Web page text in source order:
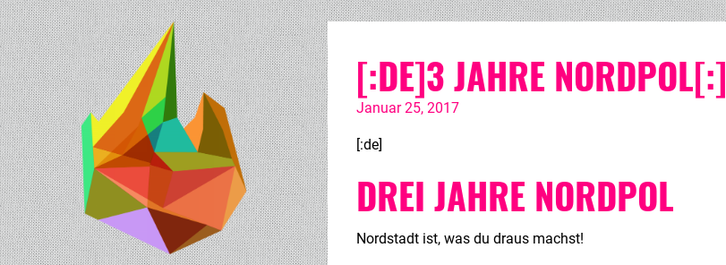
[:DE]3 JAHRE NORDPOL[:]
Januar 25, 2017
[:de]
DREI JAHRE NORDPOL
Nordstadt ist, was du draus machst!